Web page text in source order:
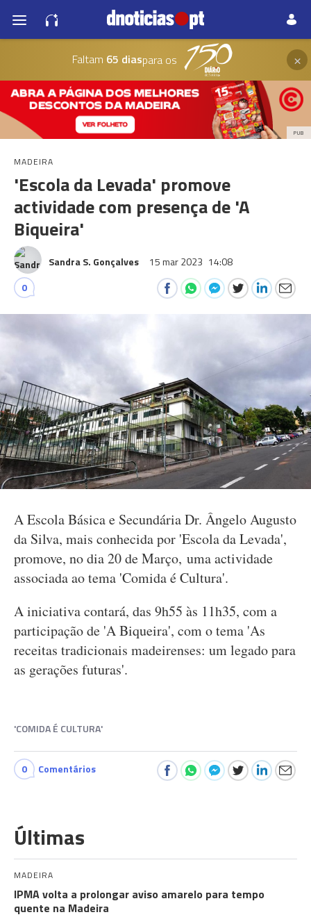
Faltam 65 diaspara os ×
PUB
MADEIRA
'Escola da Levada' promove
actividade com presença de 'A
Biqueira'
Sandra S. Gonçalves 15 mar 2023 14:08
0
A Escola Básica e Secundária Dr. Ângelo Augusto
da Silva, mais conhecida por 'Escola da Levada',
promove, no dia 20 de Março, uma actividade
associada ao tema 'Comida é Cultura'.
A iniciativa contará, das 9h55 às 11h35, com a
participação de 'A Biqueira', com o tema 'As
receitas tradicionais madeirenses: um legado para
as gerações futuras'.
'COMIDA É CULTURA'
0 Comentários
Últimas
MADEIRA
IPMA volta a prolongar aviso amarelo para tempo
quente na Madeira